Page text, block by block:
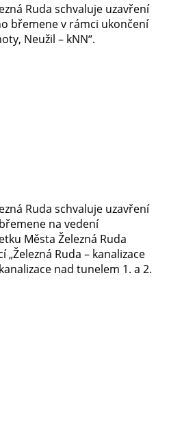
Ruda schvaluje uzavření
břemene v rámci ukončení
Neužil – kNN“.
Ruda schvaluje uzavření
na vedení
Města Železná Ruda
Ruda – kanalizace
nad tunelem 1. a 2.